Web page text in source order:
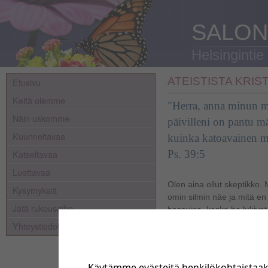
Jätä rukousaihe
ATEISTISTA
"Herra, anna minun
päivilleni on pantu
kuinka katoavainen
Ps. 39:5
Olen aina ollut skeptikko.
omin silmin näe ja mitä
hassuina, koska he